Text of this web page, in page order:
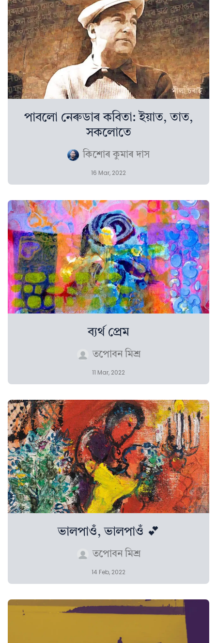
পাবলো নেৰুডাৰ কবিতা: ইয়াত, তাত,
সকলোতে
কিশোৰ কুমাৰ দাস
16 Mar, 2022
ব্যৰ্থ প্ৰেম
তপোবন মিশ্ৰ
11 Mar, 2022
ভালপাওঁ, ভালপাওঁ 💕
তপোবন মিশ্ৰ
14 Feb, 2022